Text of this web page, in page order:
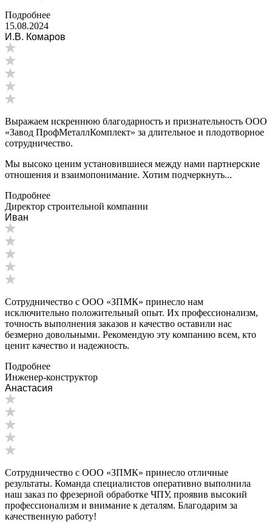
Подробнее
15.08.2024
И.В. Комаров
Выражаем искреннюю благодарность и признательность ООО
«Завод ПрофМеталлКомплект» за длительное и плодотворное
сотрудничество.
Мы высоко ценим установившиеся между нами партнерские
отношения и взаимопонимание. Хотим подчеркнуть...
Подробнее
Директор строительной компании
Иван
Сотрудничество с ООО «ЗПМК» принесло нам
исключительно положительный опыт. Их профессионализм,
точность выполнения заказов и качество оставили нас
безмерно довольными. Рекомендую эту компанию всем, кто
ценит качество и надежность.
Подробнее
Инженер-конструктор
Анастасия
Сотрудничество с ООО «ЗПМК» принесло отличные
результаты. Команда специалистов оперативно выполнила
наш заказ по фрезерной обработке ЧПУ, проявив высокий
профессионализм и внимание к деталям. Благодарим за
качественную работу!